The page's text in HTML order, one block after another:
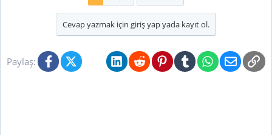
Cevap yazmak için giriş yap yada kayıt ol.
Paylaş: FacebookX (Twitter)BlueskyLinkedInRedditPinterestTumblrWhatsApp
E-posta